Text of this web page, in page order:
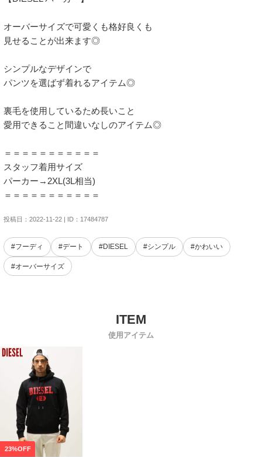
オーバーサイズで可愛くも格好良くも
見せることが出来ます◎
シンプルなデザインで
パンツを選ばず着れるアイテム◎
裏毛を使用しているため長いこと
愛用できること間違いなしのアイテム◎
＝＝＝＝＝＝＝＝＝＝＝
スタッフ着用サイズ
パーカー→2XL(3L相当)
＝＝＝＝＝＝＝＝＝＝＝
投稿日：2022-11-22 | ID：17484787
#フーディ #デート #DIESEL #シンプル #かわいい
#オーバーサイズ
使用アイテム
23%OFF